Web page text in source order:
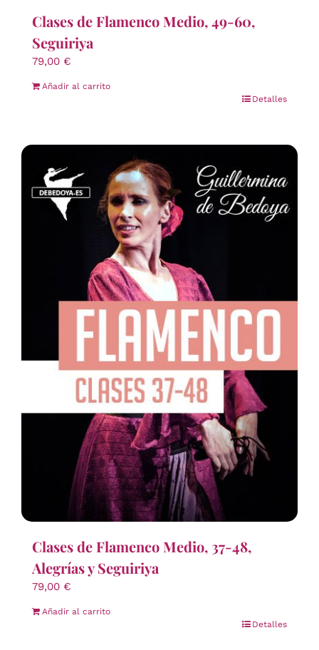
Clases de Flamenco Medio, 49-60,
Seguiriya
79,00 €
Añadir al carrito
Detalles
Clases de Flamenco Medio, 37-48,
Alegrías y Seguiriya
79,00 €
Añadir al carrito
Detalles